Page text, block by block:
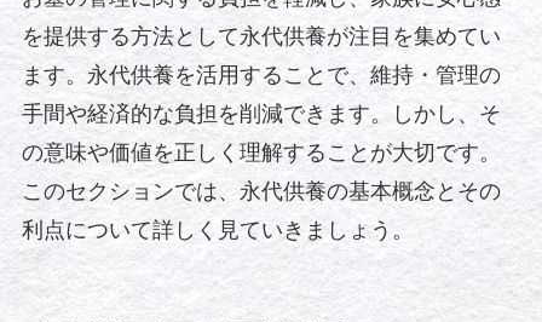
を提供する方法として永代供養が注目を集めてい
ます。永代供養を活用することで、維持・管理の
手間や経済的な負担を削減できます。しかし、そ
の意味や価値を正しく理解することが大切です。
このセクションでは、永代供養の基本概念とその
利点について詳しく見ていきましょう。